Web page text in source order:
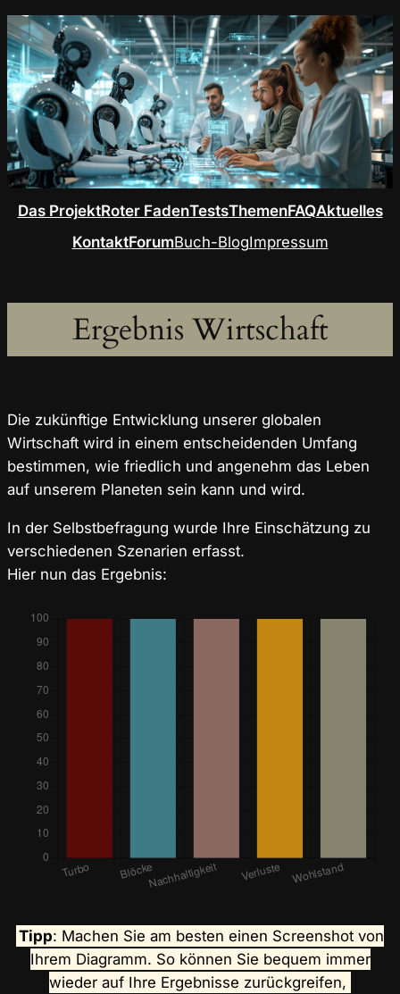
Das ProjektRoter FadenTestsThemenFAQAktuelles
KontaktForumBuch-BlogImpressum
Ergebnis Wirtschaft
Die zukünftige Entwicklung unserer globalen
Wirtschaft wird in einem entscheidenden Umfang
bestimmen, wie friedlich und angenehm das Leben
auf unserem Planeten sein kann und wird.
In der Selbstbefragung wurde Ihre Einschätzung zu
verschiedenen Szenarien erfasst.
Hier nun das Ergebnis:
Tipp: Machen Sie am besten einen Screenshot von
Ihrem Diagramm. So können Sie bequem immer
wieder auf Ihre Ergebnisse zurückgreifen,